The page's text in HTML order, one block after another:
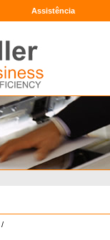
Assistência
/